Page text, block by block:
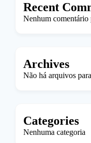
Recent
Nenhum comentário
Archives
Não há arquivos
Categories
Nenhuma categoria